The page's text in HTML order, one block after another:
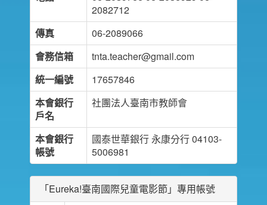
2082712
傳真
06-2089066
會務信箱
tnta.teacher@gmail.com
統一編號
17657846
本會銀行
戶名
社團法人臺南市教師會
本會銀行
帳號
國泰世華銀行 永康分行 04103-
5006981
「Eureka!臺南國際兒童電影節」專用帳號